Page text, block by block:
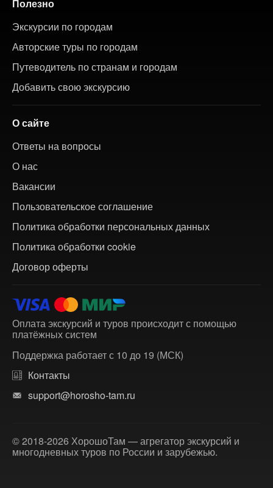
Полезно
Экскурсии по городам
Авторские туры по городам
Путеводитель по странам и городам
Добавить свою экскурсию
О сайте
Ответы на вопросы
О нас
Вакансии
Пользовательское соглашение
Политика обработки персональных данных
Политика обработки cookie
Договор оферты
Оплата экскурсий и туров происходит с помощью
платёжных систем
Поддержка работает с 10 до 19 (МСК)
Контакты
support@horosho-tam.ru
© 2018-2026 ХорошоТам — агрегатор экскурсий и
многодневных туров по России и зарубежью.